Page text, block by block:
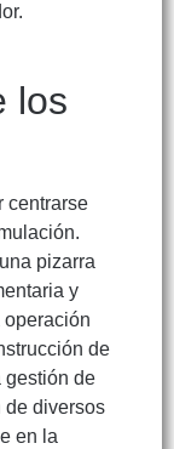
los
centrarse
pizarra
y
operación
de
gestión de
de diversos
en la